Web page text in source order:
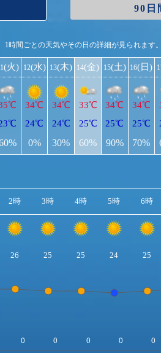
90日
1時間ごとの天気やその日の詳細が見られます。
(火) 12(水)
34℃
24℃
0%
13(木)
34℃
24℃
30%
14(金)
33℃
25℃
60%
15(土)
34℃
25℃
90%
16(日)
34℃
25℃
70%
2時 3時 4時 5時 6時
26 25 25 24 25